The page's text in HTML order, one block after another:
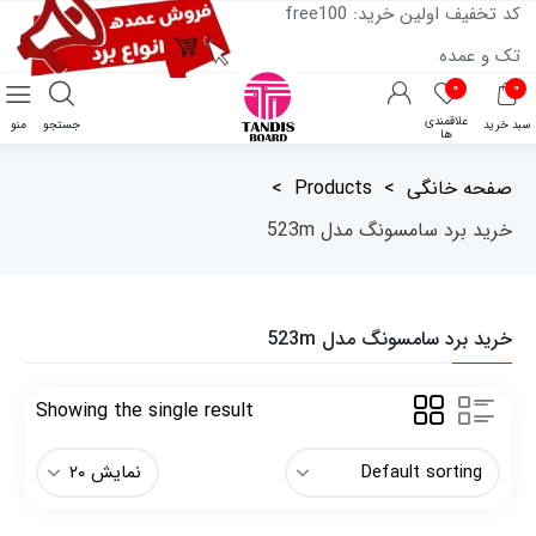
کد تخفیف اولین خرید: free100
تک و عمده
۰
سبد خرید
۰
علاقمندی
ها
منو جستجو
صفحه خانگی >
Products
>
خرید برد سامسونگ مدل 523m
خرید برد سامسونگ مدل 523m
Showing the single result